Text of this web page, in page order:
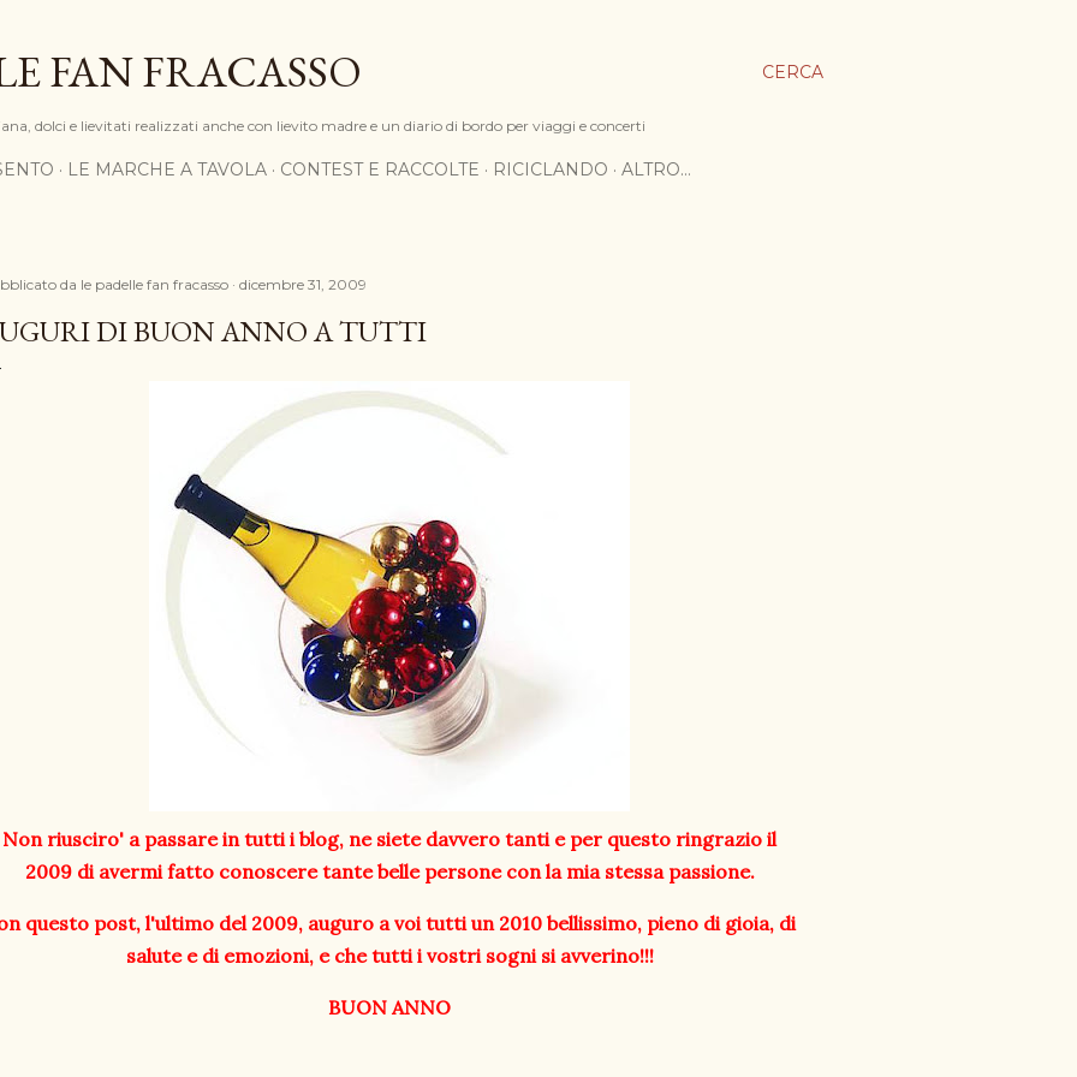
CERCA
FAN FRACASSO
dolci e lievitati realizzati anche con lievito madre e un diario di bordo per viaggi e concerti
LE MARCHE A TAVOLA CONTEST E RACCOLTE RICICLANDO ALTRO…
da le padelle fan fracasso dicembre 31, 2009
DI BUON ANNO A TUTTI
Non riusciro' a passare in tutti i blog, ne siete davvero tanti e per questo ringrazio il
2009 di avermi fatto conoscere tante belle persone con la mia stessa passione.
questo post, l'ultimo del 2009, auguro a voi tutti un 2010 bellissimo, pieno di gioia, di
salute e di emozioni, e che tutti i vostri sogni si avverino!!!
BUON ANNO